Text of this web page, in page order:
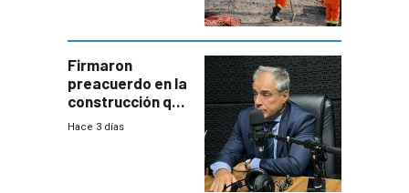
a revisar
proyectos
Firmaron
preacuerdo en la
construcción que
comprende
Hace 3 días